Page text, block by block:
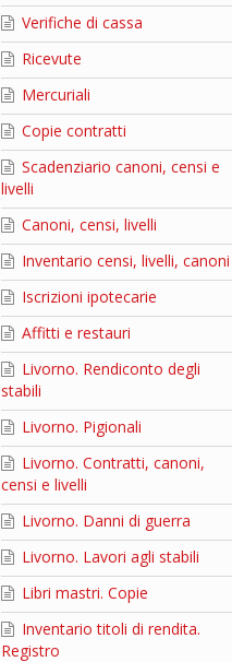
Verifiche di cassa
Ricevute
Mercuriali
Copie contratti
Scadenziario canoni, censi e
livelli
Canoni, censi, livelli
Inventario censi, livelli, canoni
Iscrizioni ipotecarie
Affitti e restauri
Livorno. Rendiconto degli
stabili
Livorno. Pigionali
Livorno. Contratti, canoni,
censi e livelli
Livorno. Danni di guerra
Livorno. Lavori agli stabili
Libri mastri. Copie
Inventario titoli di rendita.
Registro